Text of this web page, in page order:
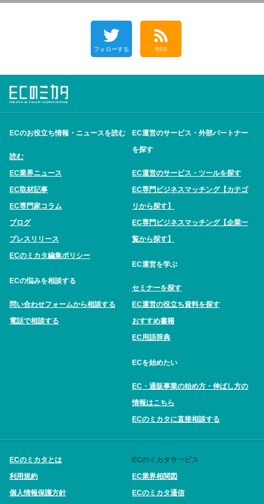
フォローする RSS
ECのお役立ち情報・ニュースを読む
読む
EC業界ニュース
EC取材記事
EC専門家コラム
ブログ
プレスリリース
ECのミカタ編集ポリシー
ECの悩みを相談する
問い合わせフォームから相談する
電話で相談する
EC運営のサービス・外部パートナー
を探す
EC運営のサービス・ツールを探す
EC専門ビジネスマッチング【カテゴ
リから探す】
EC専門ビジネスマッチング【企業一
覧から探す】
EC運営を学ぶ
セミナーを探す
EC運営の役立ち資料を探す
おすすめ書籍
EC用語辞典
ECを始めたい
EC・通販事業の始め方・伸ばし方の
情報はこちら
ECのミカタに直接相談する
ECのミカタとは
利用規約
個人情報保護方針
ECのミカタサービス
EC業界相関図
ECのミカタ通信